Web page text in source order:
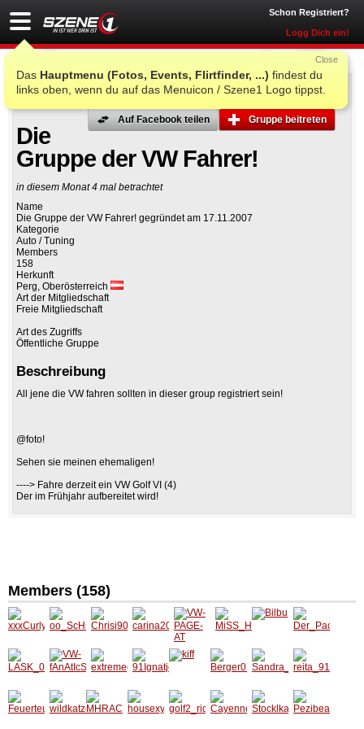
Schon Registriert?
Logg Dich ein!
Das Hauptmenu (Fotos, Events, Flirtfinder, ...) findest du
links oben, wenn du auf das Menuicon / Szene1 Logo tippst.
Close
Gruppe beitreten
Auf Facebook teilen
Die
Gruppe der VW Fahrer!
in diesem Monat 4 mal betrachtet
Name
Die Gruppe der VW Fahrer! gegründet am 17.11.2007
Kategorie
Auto / Tuning
Members
158
Herkunft
Perg, Oberösterreich
Art der Mitgliedschaft
Freie Mitgliedschaft
Art des Zugriffs
Öffentliche Gruppe
Beschreibung
All jene die VW fahren sollten in dieser group registriert sein!
@foto!
Sehen sie meinen ehemaligen!
----> Fahre derzeit ein VW Golf VI (4)
Der im Frühjahr aufbereitet wird!
Members (158)
xxxCurl
ySuexx
x
oo_ScH
iZaNdR
a_oo
Chrisi9
0
carina2
0
VW-
PAGE-
MiSS_H
ardStyl
e
Bilbu
Der_Pa
ci
LASK_
07
VW-
fAnAtIc
S
extrem
egirl87
91Ignatj
evs
kiff
Berger
07
Sandra
_17
reita_9
1